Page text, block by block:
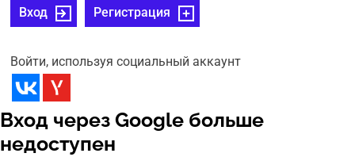
Вход Регистрация
Войти, используя социальный аккаунт
Вход через Google больше
недоступен